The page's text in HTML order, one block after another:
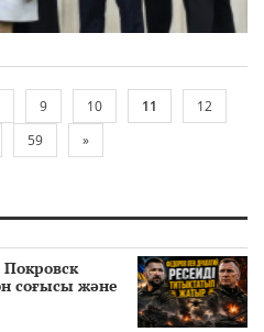
9 10 11
12
59 »
соғысы және